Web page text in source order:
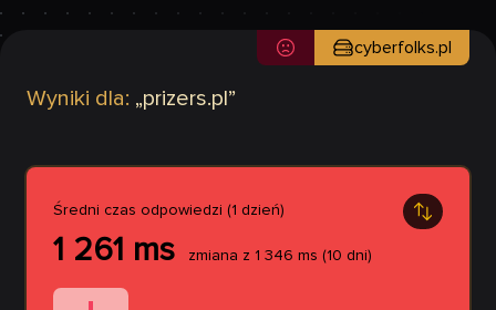
Wyniki dla: „prizers.pl ”
cyberfolks.pl
Średni czas odpowiedzi (1 dzień)
1 261 ms zmiana z 1 346 ms (10 dni)